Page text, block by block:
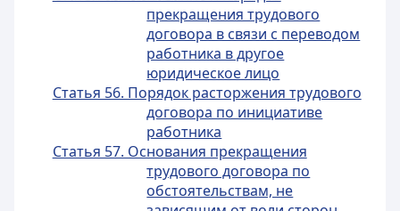
прекращения трудового
договора в связи с переводом
работника в другое
юридическое лицо
Статья 56. Порядок расторжения трудового
договора по инициативе
работника
Статья 57. Основания прекращения
трудового договора по
обстоятельствам, не